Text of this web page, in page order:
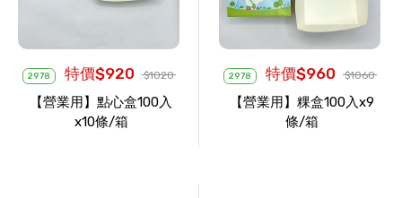
2978 特價$920 $1020
【營業用】點心盒100入
x10條/箱
2978 特價$960 $1060
【營業用】粿盒100入x9
條/箱